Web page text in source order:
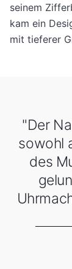
seinem
kam ein
mit tieferer
"Der
sowohl
des